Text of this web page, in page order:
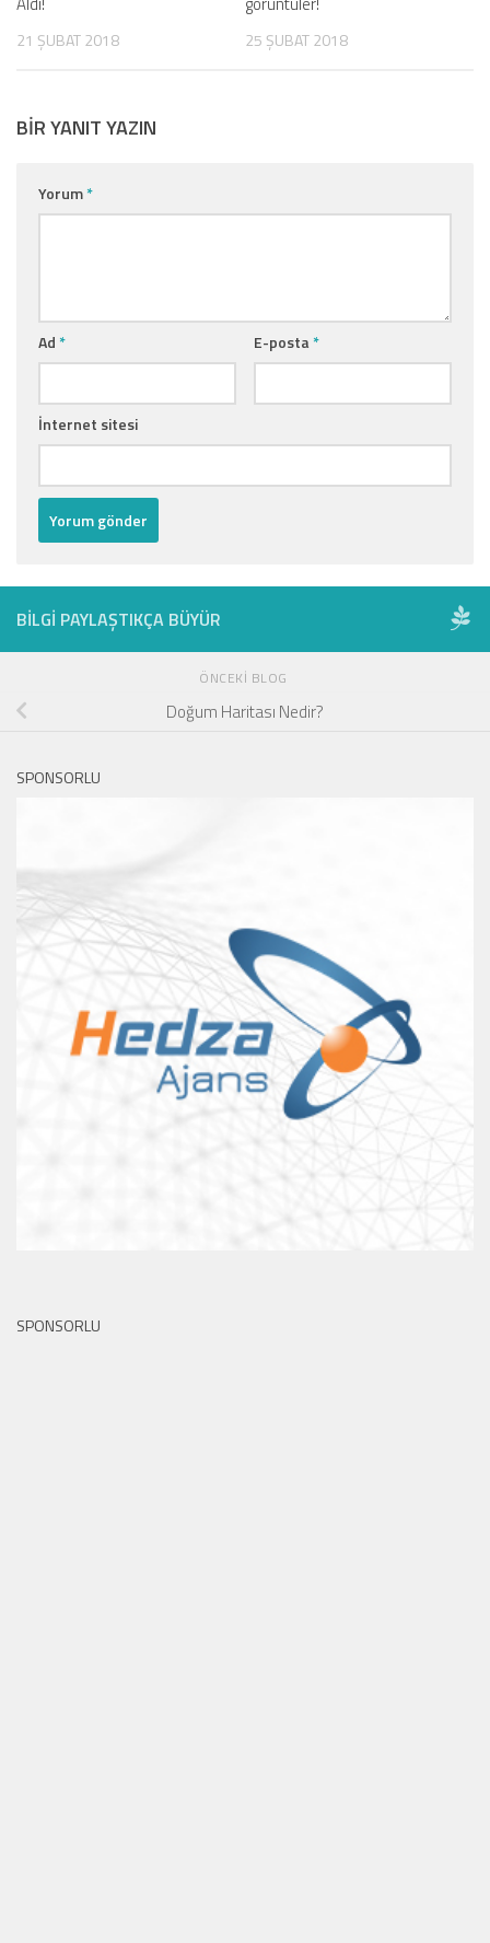
21 ŞUBAT 2018 25 ŞUBAT 2018
BIR YANIT YAZIN
Yorum*
Ad* E-posta*
İnternet sitesi
BILGI PAYLAŞTIKÇA BÜYÜR
ÖNCEKI BLOG
Doğum Haritası Nedir?
SPONSORLU
SPONSORLU